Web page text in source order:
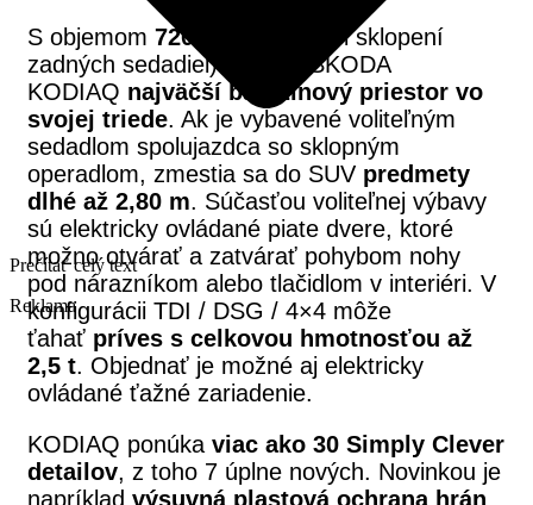
S objemom 720 až 2 065 l
(pri sklopení
zadných sedadiel) ponúka ŠKODA
KODIAQ najväčší batožinový priestor vo
svojej triede. Ak je vybavené voliteľným
sedadlom spolujazdca so sklopným
operadlom, zmestia sa do SUV predmety
dlhé až 2,80 m. Súčasťou voliteľnej výbavy
sú elektricky ovládané piate dvere, ktoré
možno otvárať a zatvárať pohybom nohy
pod nárazníkom alebo tlačidlom v interiéri. V
konfigurácii TDI / DSG / 4×4 môže
ťahať príves s celkovou hmotnosťou až
2,5 t. Objednať je možné aj elektricky
ovládané ťažné zariadenie.
KODIAQ ponúka viac ako 30 Simply Clever
detailov, z toho 7 úplne nových. Novinkou je
napríklad výsuvná plastová ochrana hrán
Prečítať celý text
Reklama